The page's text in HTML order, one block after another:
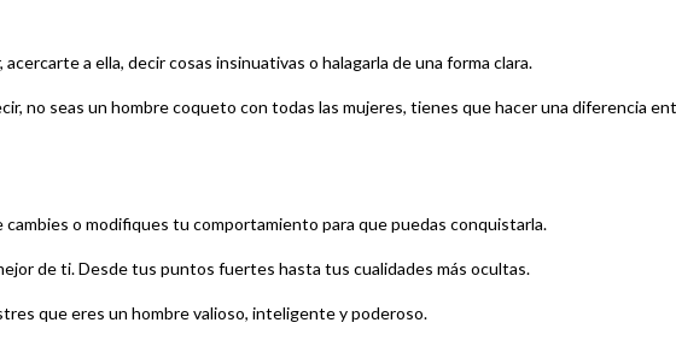
a ella, decir cosas insinuativas o halagarla de una forma clara.
no seas un hombre coqueto con todas las mujeres, tienes que hacer una diferencia
cambies o modifiques tu comportamiento para que puedas conquistarla.
de ti. Desde tus puntos fuertes hasta tus cualidades más ocultas.
que eres un hombre valioso, inteligente y poderoso.